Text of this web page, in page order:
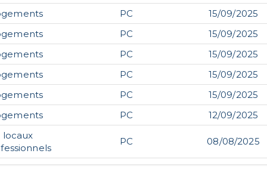
PC
15/09/2025
PC
15/09/2025
PC
15/09/2025
PC
15/09/2025
PC
15/09/2025
PC
12/09/2025
locaux
PC 08/08/2025